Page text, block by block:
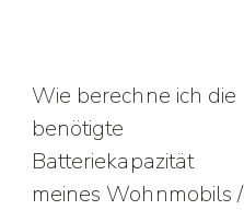
Wie berechne ich die
benötigte
Batteriekapazität
meines Wohnmobils /